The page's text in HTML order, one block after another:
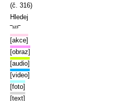
(č. 316)
Hledej
‾¹²³‾
[akce]
[obraz]
[audio]
[video]
[foto]
[text]